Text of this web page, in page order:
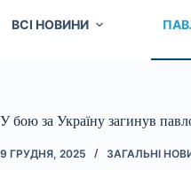
ВСІ НОВИНИ
У бою за Україну загинув
9 ГРУДНЯ, 2025 ЗАГАЛЬНІ